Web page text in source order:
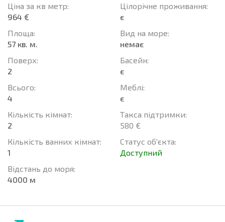
Ціна за кв метр:
964 €
Площа:
57 кв. м.
Поверх:
2
Всього:
4
Кількість кімнат:
2
Кількість ванних кімнат:
1
Відстань до моря:
4000 м
Цілорічне проживання:
є
Вид на море:
немає
Баcейн:
є
Меблі:
є
Такса підтримки:
580 €
Статус об'єкта:
Доступний